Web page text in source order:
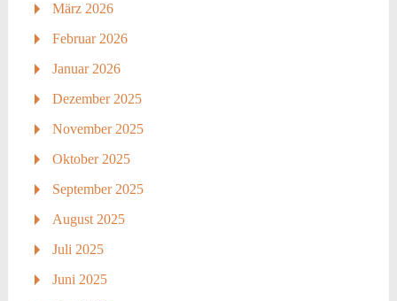
März 2026
Februar 2026
Januar 2026
Dezember 2025
November 2025
Oktober 2025
September 2025
August 2025
Juli 2025
Juni 2025